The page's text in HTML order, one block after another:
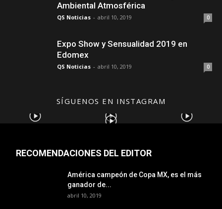
Ambiental Atmosférica
QS Noticias - abril 10, 2019 0
Expo Show y Sensualidad 2019 en
Edomex
QS Noticias - abril 10, 2019 0
SÍGUENOS EN INSTAGRAM
RECOMENDACIONES DEL EDITOR
América campeón de Copa MX, es el más
ganador de...
abril 10, 2019